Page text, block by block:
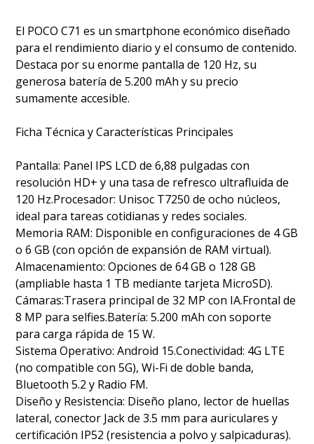
El POCO C71 es un smartphone económico diseñado
para el rendimiento diario y el consumo de contenido.
Destaca por su enorme pantalla de 120 Hz, su
generosa batería de 5.200 mAh y su precio
sumamente accesible.
Ficha Técnica y Características Principales
Pantalla: Panel IPS LCD de 6,88 pulgadas con
resolución HD+ y una tasa de refresco ultrafluida de
120 Hz.Procesador: Unisoc T7250 de ocho núcleos,
ideal para tareas cotidianas y redes sociales.
Memoria RAM: Disponible en configuraciones de 4 GB
o 6 GB (con opción de expansión de RAM virtual).
Almacenamiento: Opciones de 64 GB o 128 GB
(ampliable hasta 1 TB mediante tarjeta MicroSD).
Cámaras:Trasera principal de 32 MP con IA.Frontal de
8 MP para selfies.Batería: 5.200 mAh con soporte
para carga rápida de 15 W.
Sistema Operativo: Android 15.Conectividad: 4G LTE
(no compatible con 5G), Wi-Fi de doble banda,
Bluetooth 5.2 y Radio FM.
Diseño y Resistencia: Diseño plano, lector de huellas
lateral, conector Jack de 3.5 mm para auriculares y
certificación IP52 (resistencia a polvo y salpicaduras).